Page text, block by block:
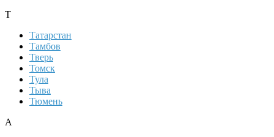
Т
Татарстан
Тамбов
Тверь
Томск
Тула
Тыва
Тюмень
А